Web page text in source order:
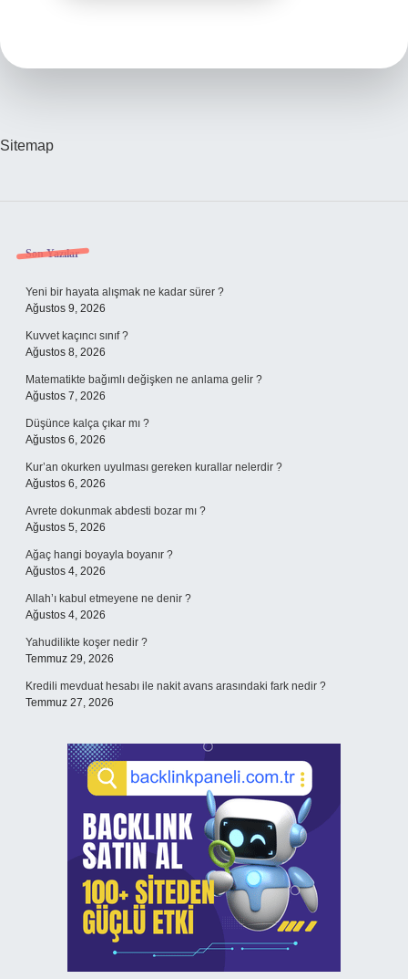
Sitemap
Sidebar
Son Yazılar
Yeni bir hayata alışmak ne kadar sürer ?
Ağustos 9, 2026
Kuvvet kaçıncı sınıf ?
Ağustos 8, 2026
Matematikte bağımlı değişken ne anlama gelir ?
Ağustos 7, 2026
Düşünce kalça çıkar mı ?
Ağustos 6, 2026
Kur’an okurken uyulması gereken kurallar nelerdir ?
Ağustos 6, 2026
Avrete dokunmak abdesti bozar mı ?
Ağustos 5, 2026
Ağaç hangi boyayla boyanır ?
Ağustos 4, 2026
Allah’ı kabul etmeyene ne denir ?
Ağustos 4, 2026
Yahudilikte koşer nedir ?
Temmuz 29, 2026
Kredili mevduat hesabı ile nakit avans arasındaki fark nedir ?
Temmuz 27, 2026